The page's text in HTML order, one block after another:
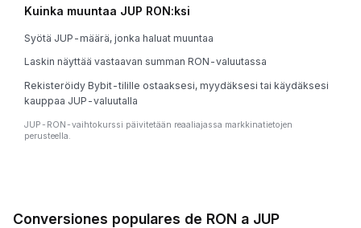
Kuinka muuntaa JUP RON:ksi
Syötä JUP-määrä, jonka haluat muuntaa
Laskin näyttää vastaavan summan RON-valuutassa
Rekisteröidy Bybit-tilille ostaaksesi, myydäksesi tai käydäksesi
kauppaa JUP-valuutalla
JUP-RON-vaihtokurssi päivitetään reaaliajassa markkinatietojen
perusteella.
Conversiones populares de RON a JUP